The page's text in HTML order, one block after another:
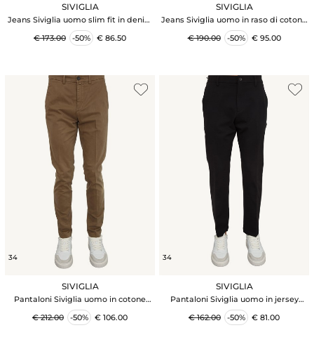
SIVIGLIA
Jeans Siviglia uomo slim fit in denim
blu
€ 173.00
-50% € 86.50
SIVIGLIA
Jeans Siviglia uomo in raso di cotone
blu
€ 190.00
-50% € 95.00
34
SIVIGLIA
Pantaloni Siviglia uomo in cotone
flanellato cammello
€ 212.00
-50% € 106.00
34
SIVIGLIA
Pantaloni Siviglia uomo in jersey
stretch nero
€ 162.00
-50% € 81.00